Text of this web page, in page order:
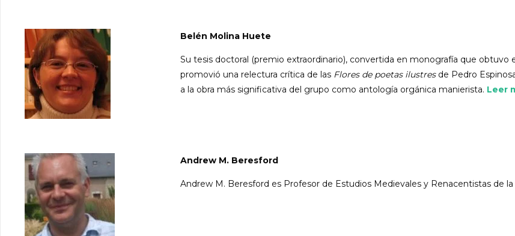
Belén Molina Huete
Su tesis doctoral (premio extraordinario), convertida en monografía que
promovió una relectura crítica de las Flores de poetas ilustres de Pedro
a la obra más significativa del grupo como antología orgánica manierista. Leer
Andrew M. Beresford
Andrew M. Beresford es Profesor de Estudios Medievales y Renacentistas de